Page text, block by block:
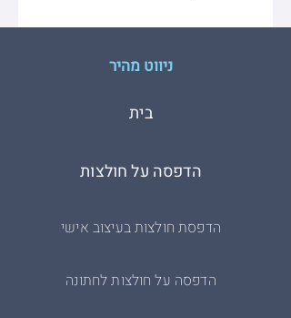
ניווט מהיר
בית
הדפסה על חולצות
הדפסת חולצות בעיצוב אישי
הדפסה על חולצות לחתונה